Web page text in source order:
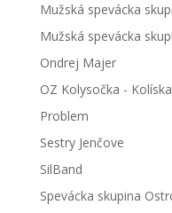
Mužská spevácka
Mužská spevácka
Ondrej Majer
OZ Kolysočka - Kolíska
Problem
Sestry Jenčove
SilBand
Spevácka skupina